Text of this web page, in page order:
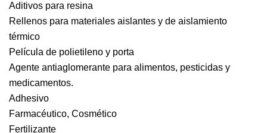
Aditivos para resina
Rellenos para materiales aislantes y de aislamiento
térmico
Película de polietileno y porta
Agente antiaglomerante para alimentos, pesticidas y
medicamentos.
Adhesivo
Farmacéutico, Cosmético
Fertilizante